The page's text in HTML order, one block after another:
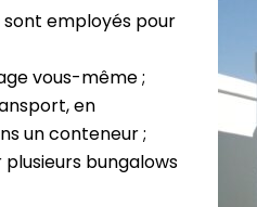
sont employés pour
vous-même ;
en
un conteneur ;
bungalows